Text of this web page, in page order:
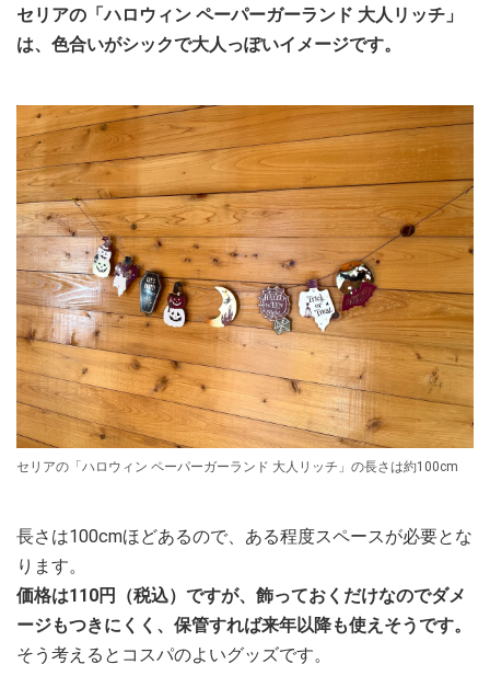
セリアの「ハロウィン ペーパーガーランド 大人リッチ」
は、色合いがシックで大人っぽいイメージです。
セリアの「ハロウィン ペーパーガーランド 大人リッチ」の長さは約100cm
長さは100cmほどあるので、ある程度スペースが必要とな
ります。
価格は110円（税込）ですが、飾っておくだけなのでダメ
ージもつきにくく、保管すれば来年以降も使えそうです。
そう考えるとコスパのよいグッズです。